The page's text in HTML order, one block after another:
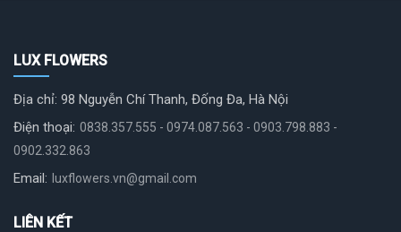
LUX FLOWERS
Địa chỉ: 98 Nguyễn Chí Thanh, Đống Đa, Hà Nội
Điện thoại: 0838.357.555 - 0974.087.563 - 0903.798.883 -
0902.332.863
Email: luxflowers.vn@gmail.com
LIÊN KẾT